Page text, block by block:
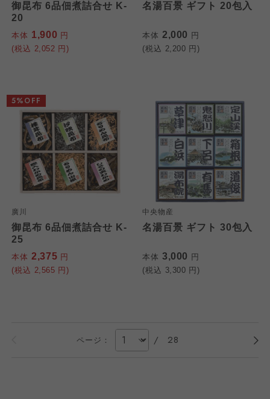
御昆布 6品佃煮詰合せ K-
20
本体 1,900 円
(税込 2,052 円)
名湯百景 ギフト 20包入
本体 2,000 円
(税込 2,200 円)
廣川
御昆布 6品佃煮詰合せ K-
25
本体 2,375 円
(税込 2,565 円)
5%OFF
中央物産
名湯百景 ギフト 30包入
本体 3,000 円
(税込 3,300 円)
ページ： / 28